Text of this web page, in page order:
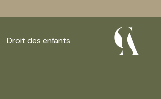
Droit des enfants